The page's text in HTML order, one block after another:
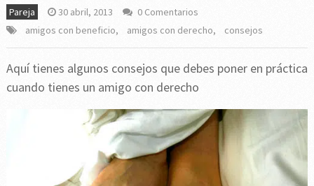
Pareja 30 abril, 2013
0 Comentarios
amigos con beneficio, amigos con derecho, consejos
Aquí tienes algunos consejos que debes poner en práctica
cuando tienes un amigo con derecho